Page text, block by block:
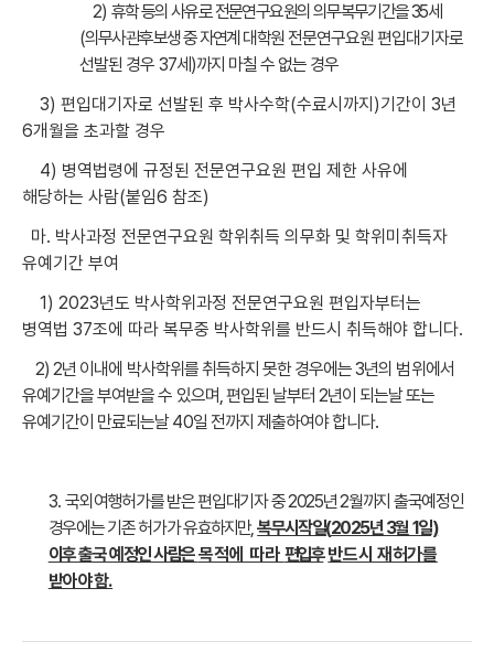
2) 휴학 등의 사유로 전문연구요원의 의무복무기간을 35세
(의무사관후보생 중 자연계 대학원전문연구요원 편입대기자로
선발된 경우 37세)까지 마칠 수 없는 경우
3) 편입대기자로 선발된 후 박사수학(수료시까지)기간이 3년
6개월을 초과할 경우
4) 병역법령에 규정된 전문연구요원 편입 제한 사유에
해당하는 사람(붙임6 참조)
마. 박사과정 전문연구요원 학위취득 의무화 및 학위미취득자
유예기간 부여
1) 2023년도 박사학위과정 전문연구요원 편입자부터는
병역법 37조에 따라 복무중 박사학위를 반드시 취득해야 합니다.
2) 2년 이내에 박사학위를 취득하지 못한 경우에는 3년의 범위에서
유예기간을 부여받을 수 있으며, 편입된 날부터 2년이 되는날 또는
유예기간이 만료되는날 40일 전까지 제출하여야 합니다.
3.국외여행허가를 받은 편입대기자 중 2025년 2월까지 출국예정인
경우에는 기존 허가가유효하지만, 복무시작일(2025년 3월 1일)
이후 출국 예정인 사람은목적에 따라 편입 후 반드시 재허가를
받아야함.